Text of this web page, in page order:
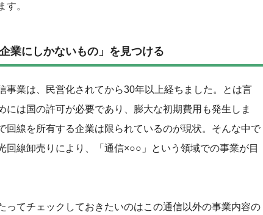
す。
業にしかないもの」を見つける
事業は、民営化されてから30年以上経ちました。とは言
には国の許可が必要であり、膨大な初期費用も発生しま
回線を所有する企業は限られているのが現状。そんな中で
回線卸売りにより、「通信×○○」という領域での事業が目
ってチェックしておきたいのはこの通信以外の事業内容の